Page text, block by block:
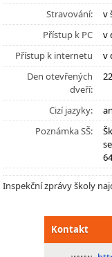
Stravování:
v
Přístup k PC
v
Přístup k internetu
v
Den otevřených
dveří:
Cizí jazyky:
Poznámka SŠ:
Inspekční zprávy školy
Kontakt